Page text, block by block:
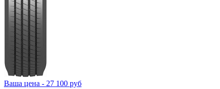
Ваша цена - 27 100 руб